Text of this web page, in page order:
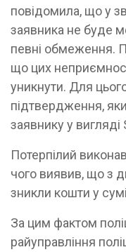
повідомила, що у
заявника не буде
певні обмеження.
що цих
уникнути. Для
підтвердження,
заявнику у
Потерпілий
чого виявив, що з
зникли кошти у
За цим фактом
райуправління